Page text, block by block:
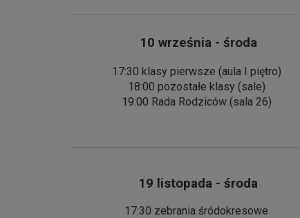
10 września - środa
17:30 klasy pierwsze (aula I piętro)
18:00 pozostałe klasy (sale)
19:00 Rada Rodziców (sala 26)
19 listopada - środa
17:30 zebrania śródokresowe